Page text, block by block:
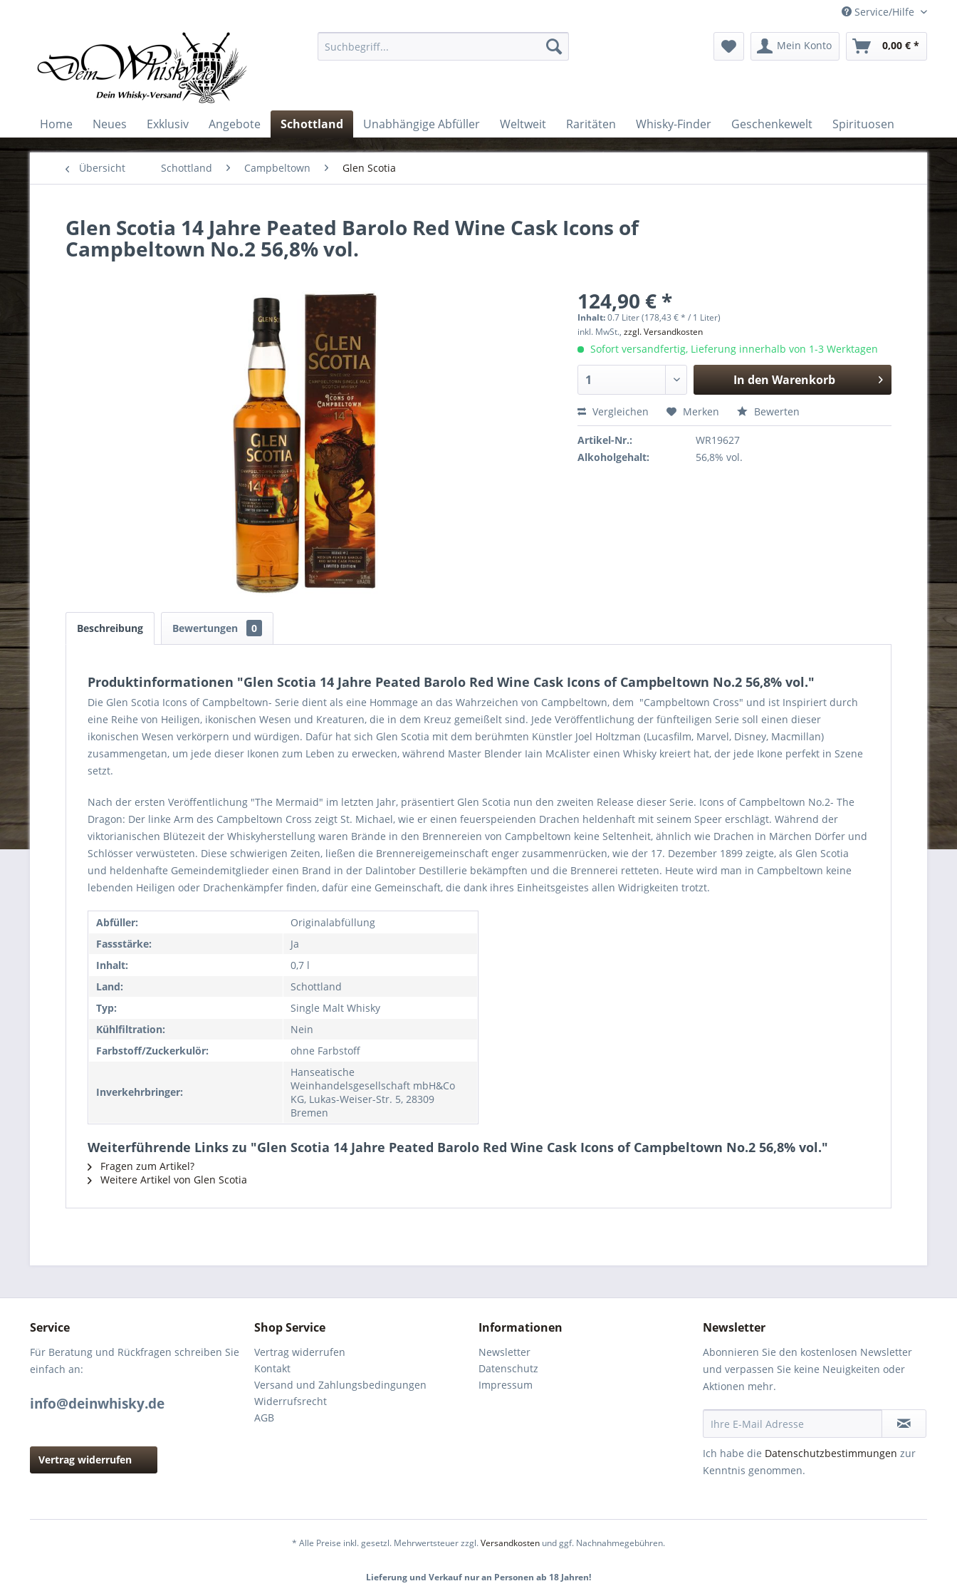
Service/Hilfe
Mein Konto 0,00 € *
Home Neues Exklusiv Angebote Schottland Unabhängige Abfüller Weltweit Raritäten Whisky-Finder Geschenkewelt Spirituosen
Übersicht Schottland Campbeltown Glen Scotia
Glen Scotia 14 Jahre Peated Barolo Red Wine Cask Icons of
Campbeltown No.2 56,8% vol.
124,90 € *
Inhalt:0.7 Liter (178,43 € * / 1 Liter)
inkl. MwSt.,zzgl. Versandkosten
Sofort versandfertig, Lieferung innerhalb von 1-3 Werktagen
In den Warenkorb
Hinzugefügt
Vergleichen Merken Bewerten
Artikel-Nr.:
WR19627
Alkoholgehalt:
56,8% vol.
Beschreibung Bewertungen 0
Produktinformationen "Glen Scotia 14 Jahre Peated Barolo Red Wine Cask Icons of Campbeltown No.2 56,8% vol."
Die Glen Scotia Icons of Campbeltown- Serie dient als eine Hommage an das Wahrzeichen von Campbeltown, dem "Campbeltown Cross" und ist Inspiriert durch
eine Reihe von Heiligen, ikonischen Wesen und Kreaturen, die in dem Kreuz gemeißelt sind. Jede Veröffentlichung der fünfteiligen Serie soll einen dieser
ikonischen Wesen verkörpern und würdigen. Dafür hat sich Glen Scotia mit dem berühmten Künstler Joel Holtzman (Lucasfilm, Marvel, Disney, Macmillan)
zusammengetan, um jede dieser Ikonen zum Leben zu erwecken, während Master Blender Iain McAlister einen Whisky kreiert hat, der jede Ikone perfekt in Szene
setzt.
Nach der ersten Veröffentlichung "The Mermaid" im letzten Jahr, präsentiert Glen Scotia nun den zweiten Release dieser Serie. Icons of Campbeltown No.2- The
Dragon: Der linke Arm des Campbeltown Cross zeigt St. Michael, wie er einen feuerspeienden Drachen heldenhaft mit seinem Speer erschlägt. Während der
viktorianischen Blütezeit der Whiskyherstellung waren Brände in den Brennereien von Campbeltown keine Seltenheit, ähnlich wie Drachen in Märchen Dörfer und
Schlösser verwüsteten. Diese schwierigen Zeiten, ließen die Brennereigemeinschaft enger zusammenrücken, wie der 17. Dezember 1899 zeigte, als Glen Scotia
und heldenhafte Gemeindemitglieder einen Brand in der Dalintober Destillerie bekämpften und die Brennerei retteten. Heute wird man in Campbeltown keine
lebenden Heiligen oder Drachenkämpfer finden, dafür eine Gemeinschaft, die dank ihres Einheitsgeistes allen Widrigkeiten trotzt.
Abfüller:
Originalabfüllung
Fassstärke:
Ja
Inhalt:
0,7 l
Land:
Schottland
Typ:
Single Malt Whisky
Kühlfiltration:
Nein
Farbstoff/Zuckerkulör:
ohne Farbstoff
Inverkehrbringer:
Hanseatische
Weinhandelsgesellschaft mbH&Co
KG, Lukas-Weiser-Str. 5, 28309
Bremen
Weiterführende Links zu "Glen Scotia 14 Jahre Peated Barolo Red Wine Cask Icons of Campbeltown No.2 56,8% vol."
Fragen zum Artikel?
Weitere Artikel von Glen Scotia
Service
Für Beratung und Rückfragen schreiben Sie
einfach an:
info@deinwhisky.de
Vertrag widerrufen
Shop Service
Vertrag widerrufen
Kontakt
Versand und Zahlungsbedingungen
Widerrufsrecht
AGB
Informationen
Newsletter
Datenschutz
Impressum
Newsletter
Abonnieren Sie den kostenlosen Newsletter
und verpassen Sie keine Neuigkeiten oder
Aktionen mehr.
Ich habe die Datenschutzbestimmungen zur
Kenntnis genommen.
* Alle Preise inkl. gesetzl. Mehrwertsteuer zzgl.Versandkosten und ggf. Nachnahmegebühren.
Lieferung und Verkauf nur an Personen ab 18 Jahren!